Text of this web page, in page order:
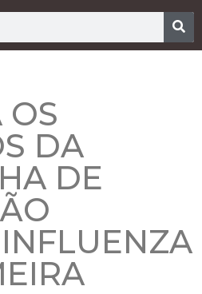
OS
DA
DE